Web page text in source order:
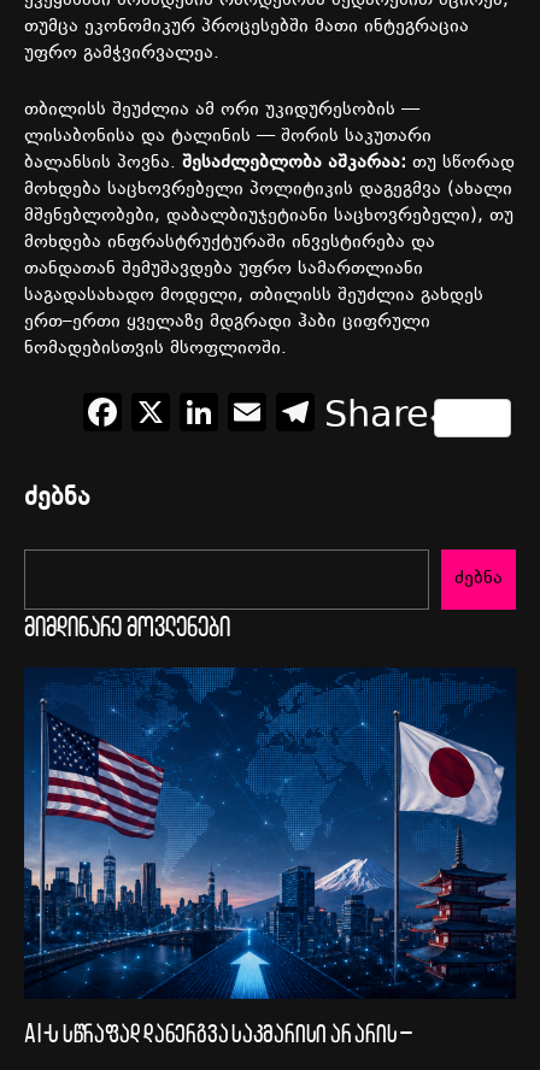
თუმცა ეკონომიკურ პროცესებში მათი ინტეგრაცია
უფრო გამჭვირვალეა.
თბილისს შეუძლია ამ ორი უკიდურესობის —
ლისაბონისა და ტალინის —შორის საკუთარი
ბალანსის პოვნა. შესაძლებლობა აშკარაა: თუ სწორად
მოხდება საცხოვრებელი პოლიტიკის დაგეგმვა (ახალი
მშენებლობები, დაბალბიუჯეტიანი საცხოვრებელი), თუ
მოხდება ინფრასტრუქტურაში ინვესტირება და
თანდათან შემუშავდება უფრო სამართლიანი
საგადასახადო მოდელი, თბილისს შეუძლია გახდეს
ერთ–ერთი ყველაზე მდგრადი ჰაბი ციფრული
ნომადებისთვის მსოფლიოში.
Facebook
X LinkedIn
EmailTelegram
Share
ძებნა
ძებნა
მიმდინარე მოვლენები
AI-ს სწრაფად დანერგვა საკმარისი არ არის –